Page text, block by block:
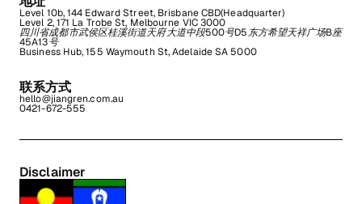
Level 10b, 144 Edward Street, Brisbane CBD(Headquarter)
Level 2, 171 La Trobe St, Melbourne VIC 3000
四川省成都市武侯区桂溪街道天府大道中段500号D5东方希望天祥广场B座
45A13号
Business Hub, 155 Waymouth St, Adelaide SA 5000
联系方式
hello@jiangren.com.au
0421-672-555
Disclaimer